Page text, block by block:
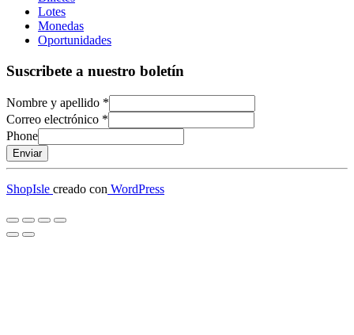
Lotes
Monedas
Oportunidades
Suscribete a nuestro boletín
Nombre y apellido *
Correo electrónico *
Phone
Enviar
ShopIsle creado con WordPress